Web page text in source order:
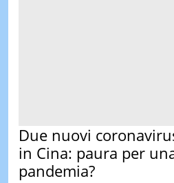
Due nuovi
in Cina: paura per
pandemia?